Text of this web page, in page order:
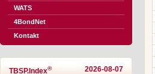
WATS
4BondNet
Kontakt
TBSP.Index® 2026-08-07